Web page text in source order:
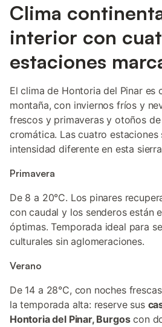
Clima
interior con
estaciones
El clima de Hontoria del Pinar es
montaña, con inviernos fríos y
frescos y primaveras y otoños
cromática. Las cuatro estaciones
intensidad diferente en esta
Primavera
De 8 a 20°C. Los pinares
con caudal y los senderos están
óptimas. Temporada ideal para
culturales sin aglomeraciones.
Verano
De 14 a 28°C, con noches
la temporada alta: reserve sus
Hontoria del Pinar, Burgoscon